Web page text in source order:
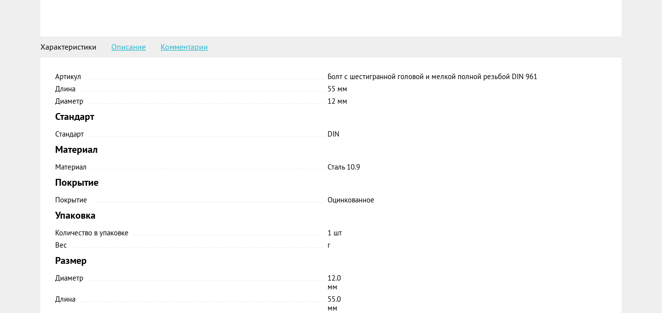
Характеристики Описание Комментарии
Артикул
Болт с шестигранной головой и мелкой полной резьбой DIN 961
Длина
55 мм
Диаметр
12 мм
Стандарт
Стандарт DIN
Материал
Материал Сталь 10.9
Покрытие
Покрытие Оцинкованное
Упаковка
Количество в упаковке
1 шт
Вес
г
Размер
Диаметр
12.0
мм
Длина
55.0
мм